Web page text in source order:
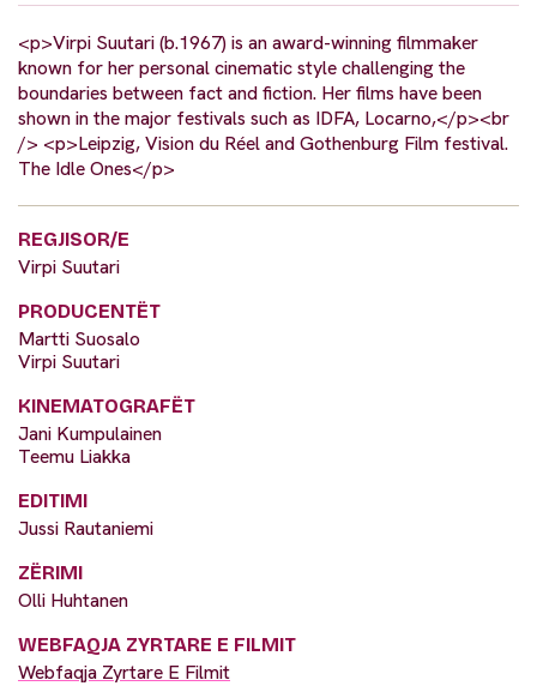
<p>Virpi Suutari (b.1967) is an award-winning filmmaker
known for her personal cinematic style challenging the
boundaries between fact and fiction. Her films have been
shown in the major festivals such as IDFA, Locarno,</p><br
/> <p>Leipzig, Vision du Réel and Gothenburg Film festival.
The Idle Ones</p>
REGJISOR/E
Virpi Suutari
PRODUCENTËT
Martti Suosalo
Virpi Suutari
KINEMATOGRAFËT
Jani Kumpulainen
Teemu Liakka
EDITIMI
Jussi Rautaniemi
ZËRIMI
Olli Huhtanen
WEBFAQJA ZYRTARE E FILMIT
Webfaqja Zyrtare E Filmit